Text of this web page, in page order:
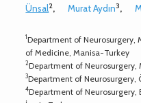
Ünsal2, Murat Aydın3,
1Department of Neurosurgery,
of Medicine, Manisa-Turkey
2Department of Neurosurgery,
3Department of Neurosurgery,
4Department of Neurosurgery,